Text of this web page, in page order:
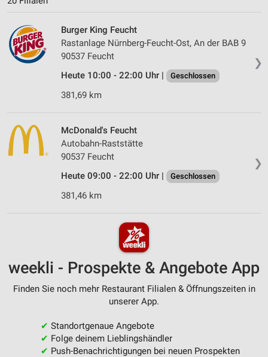
❯
Burger King Feucht
Rastanlage Nürnberg-Feucht-Ost, An der BAB 9
90537 Feucht
Heute 10:00 - 22:00 Uhr |
Geschlossen
381,69 km
❯
McDonald's Feucht
Autobahn-Raststätte
90537 Feucht
Heute 09:00 - 22:00 Uhr |
Geschlossen
381,46 km
weekli - Prospekte & Angebote App
Finden Sie noch mehr Restaurant Filialen & Öffnungszeiten in
unserer App.
✔ Standortgenaue Angebote
✔ Folge deinem Lieblingshändler
✔ Push-Benachrichtigungen bei neuen Prospekten